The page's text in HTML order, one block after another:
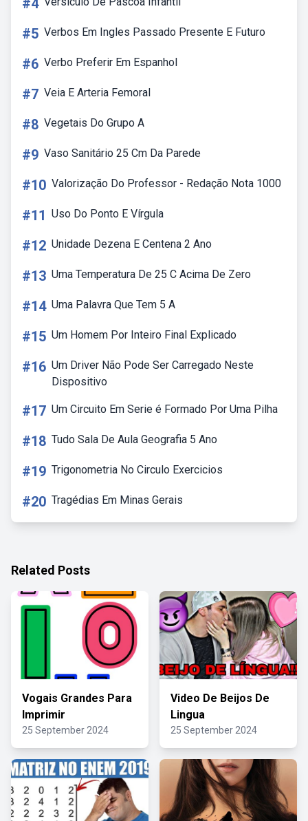
#4
#5 Verbos Em Ingles Passado Presente E Futuro
#6 Verbo Preferir Em Espanhol
#7 Veia E Arteria Femoral
#8 Vegetais Do Grupo A
#9 Vaso Sanitário 25 Cm Da Parede
#10 Valorização Do Professor - Redação Nota 1000
#11 Uso Do Ponto E Vírgula
#12 Unidade Dezena E Centena 2 Ano
#13 Uma Temperatura De 25 C Acima De Zero
#14 Uma Palavra Que Tem 5 A
#15 Um Homem Por Inteiro Final Explicado
#16 Um Driver Não Pode Ser Carregado Neste
Dispositivo
#17 Um Circuito Em Serie é Formado Por Uma Pilha
#18 Tudo Sala De Aula Geografia 5 Ano
#19 Trigonometria No Circulo Exercicios
#20 Tragédias Em Minas Gerais
Related Posts
Vogais Grandes Para
Imprimir
25 September 2024
Video De Beijos De
Lingua
25 September 2024